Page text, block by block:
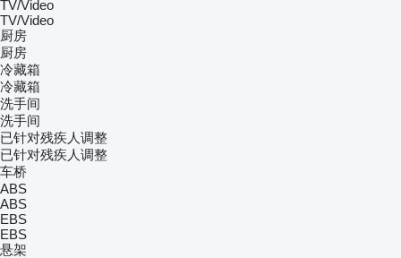
TV/Video
TV/Video
厨房
厨房
冷藏箱
冷藏箱
洗手间
洗手间
已针对残疾人调整
已针对残疾人调整
车桥
ABS
ABS
EBS
EBS
悬架